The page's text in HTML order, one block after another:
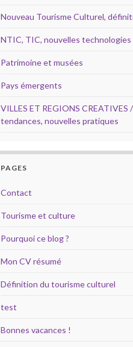
Nouveau Tourisme Culturel,
NTIC, TIC, nouvelles technologies
Patrimoine et musées
Pays émergents
VILLES ET REGIONS CREATIVES
tendances, nouvelles pratiques
PAGES
Contact
Tourisme et culture
Pourquoi ce blog ?
Mon CV résumé
Définition du tourisme culturel
test
Bonnes vacances !